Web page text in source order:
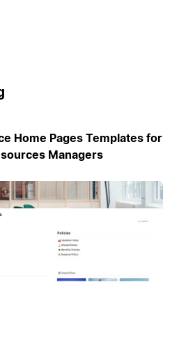
Home Pages Templates for
Managers